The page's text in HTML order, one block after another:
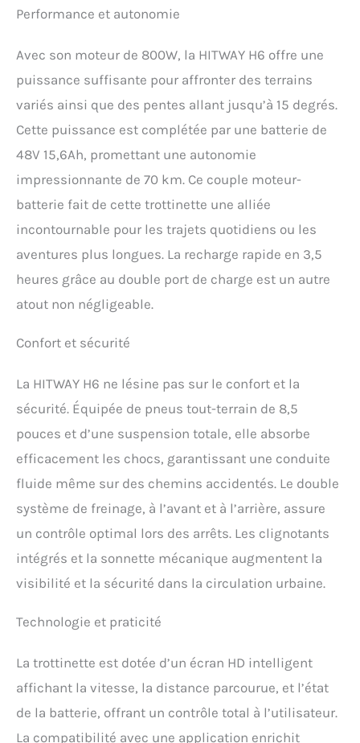
en aluminium forgé : léger
résistance, le cadre allie
légèreté et solidité pour un
une durabilité accrue au
quotidien. 【Double
suspension améliorée】Le
système de freinage
garantit une réponse
rapide, améliorant la
amortisseurs avant et
arrière absorbent
antidérapante renforce le
permettant de rouler en
toute confiance, que ce
ou des déplacements
courts. 【Expérience de
pneus TOUT-TERRAIN
gonflables de 8,5 pouces
les vibrations, s'adaptant
à divers types de routes.
La pompe à air de la
trottinette électrique est
vélos. Le cadre en alliage
d'aluminium de haute
Performance et autonomie
Avec son moteur de 800W, la HITWAY H6 offre une
puissance suffisante pour affronter des terrains
variés ainsi que des pentes allant jusqu’à 15 degrés.
Cette puissance est complétée par une batterie de
48V 15,6Ah, promettant une autonomie
impressionnante de 70 km. Ce couple moteur-
batterie fait de cette trottinette une alliée
incontournable pour les trajets quotidiens ou les
aventures plus longues. La recharge rapide en 3,5
heures grâce au double port de charge est un autre
atout non négligeable.
Confort et sécurité
La HITWAY H6 ne lésine pas sur le confort et la
sécurité. Équipée de pneus tout-terrain de 8,5
pouces et d’une suspension totale, elle absorbe
efficacement les chocs, garantissant une conduite
fluide même sur des chemins accidentés. Le double
système de freinage, à l’avant et à l’arrière, assure
un contrôle optimal lors des arrêts. Les clignotants
intégrés et la sonnette mécanique augmentent la
visibilité et la sécurité dans la circulation urbaine.
Technologie et praticité
La trottinette est dotée d’un écran HD intelligent
affichant la vitesse, la distance parcourue, et l’état
de la batterie, offrant un contrôle total à l’utilisateur.
La compatibilité avec une application enrichit